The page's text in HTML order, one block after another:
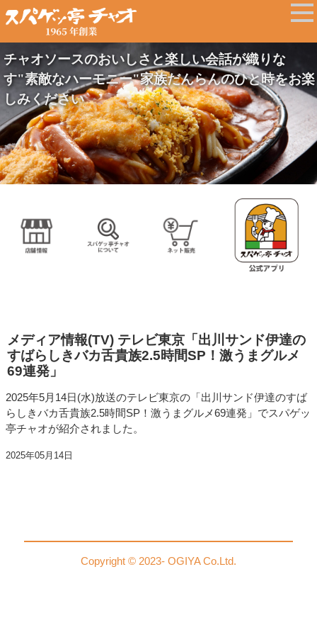
チャオソースのおいしさと楽しい会話が織りな
す"素敵なハーモニー"家族だんらんのひと時をお楽
しみください
メディア情報(TV) テレビ東京「出川サンド伊達の
すばらしきバカ舌貴族2.5時間SP！激うまグルメ
69連発」
2025年5月14日(水)放送のテレビ東京の「出川サンド伊達のすば
らしきバカ舌貴族2.5時間SP！激うまグルメ69連発」でスパゲッ
亭チャオが紹介されました。
2025年05月14日
Copyright © 2023- OGIYA Co.Ltd.